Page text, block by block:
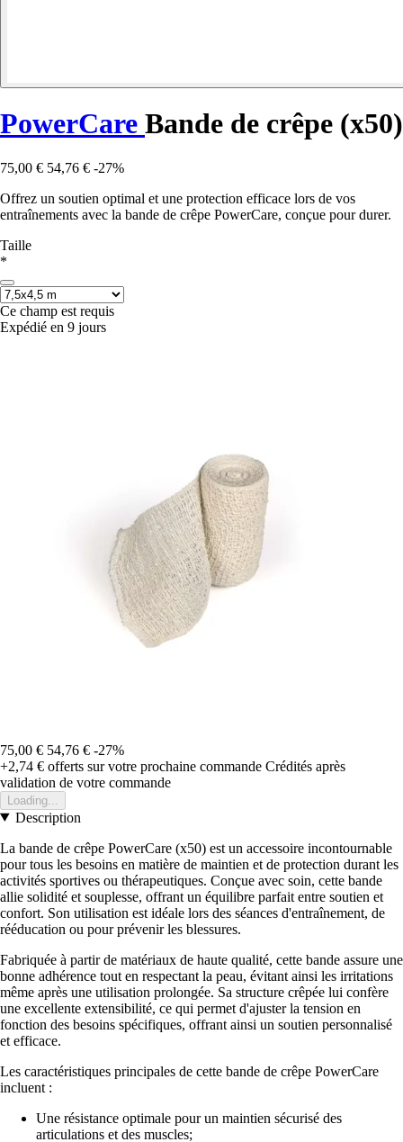
PowerCare Bande de crêpe (x50)
75,00 € 54,76 € -27%
Offrez un soutien optimal et une protection efficace lors de vos
entraînements avec la bande de crêpe PowerCare, conçue pour durer.
Taille
*
Ce champ est requis
Expédié en 9 jours
75,00 € 54,76 € -27%
+2,74 € offerts sur votre prochaine commande Crédités après
validation de votre commande
Loading...
Description
La bande de crêpe PowerCare (x50) est un accessoire incontournable
pour tous les besoins en matière de maintien et de protection durant les
activités sportives ou thérapeutiques. Conçue avec soin, cette bande
allie solidité et souplesse, offrant un équilibre parfait entre soutien et
confort. Son utilisation est idéale lors des séances d'entraînement, de
rééducation ou pour prévenir les blessures.
Fabriquée à partir de matériaux de haute qualité, cette bande assure une
bonne adhérence tout en respectant la peau, évitant ainsi les irritations
même après une utilisation prolongée. Sa structure crêpée lui confère
une excellente extensibilité, ce qui permet d'ajuster la tension en
fonction des besoins spécifiques, offrant ainsi un soutien personnalisé
et efficace.
Les caractéristiques principales de cette bande de crêpe PowerCare
incluent :
Une résistance optimale pour un maintien sécurisé des
articulations et des muscles;